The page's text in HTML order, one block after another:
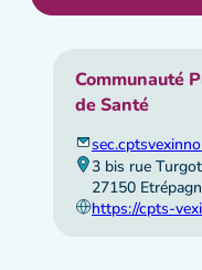
Communauté
de Santé
3 bis rue Turgot
27150
https://cpts-